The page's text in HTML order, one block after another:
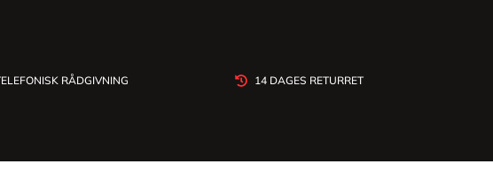
RÅDGIVNING 14 DAGES RETURRET